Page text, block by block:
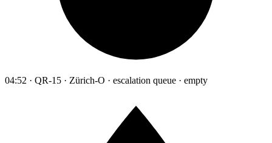
04:52 · QR-15 · Zürich-O · escalation queue · empty